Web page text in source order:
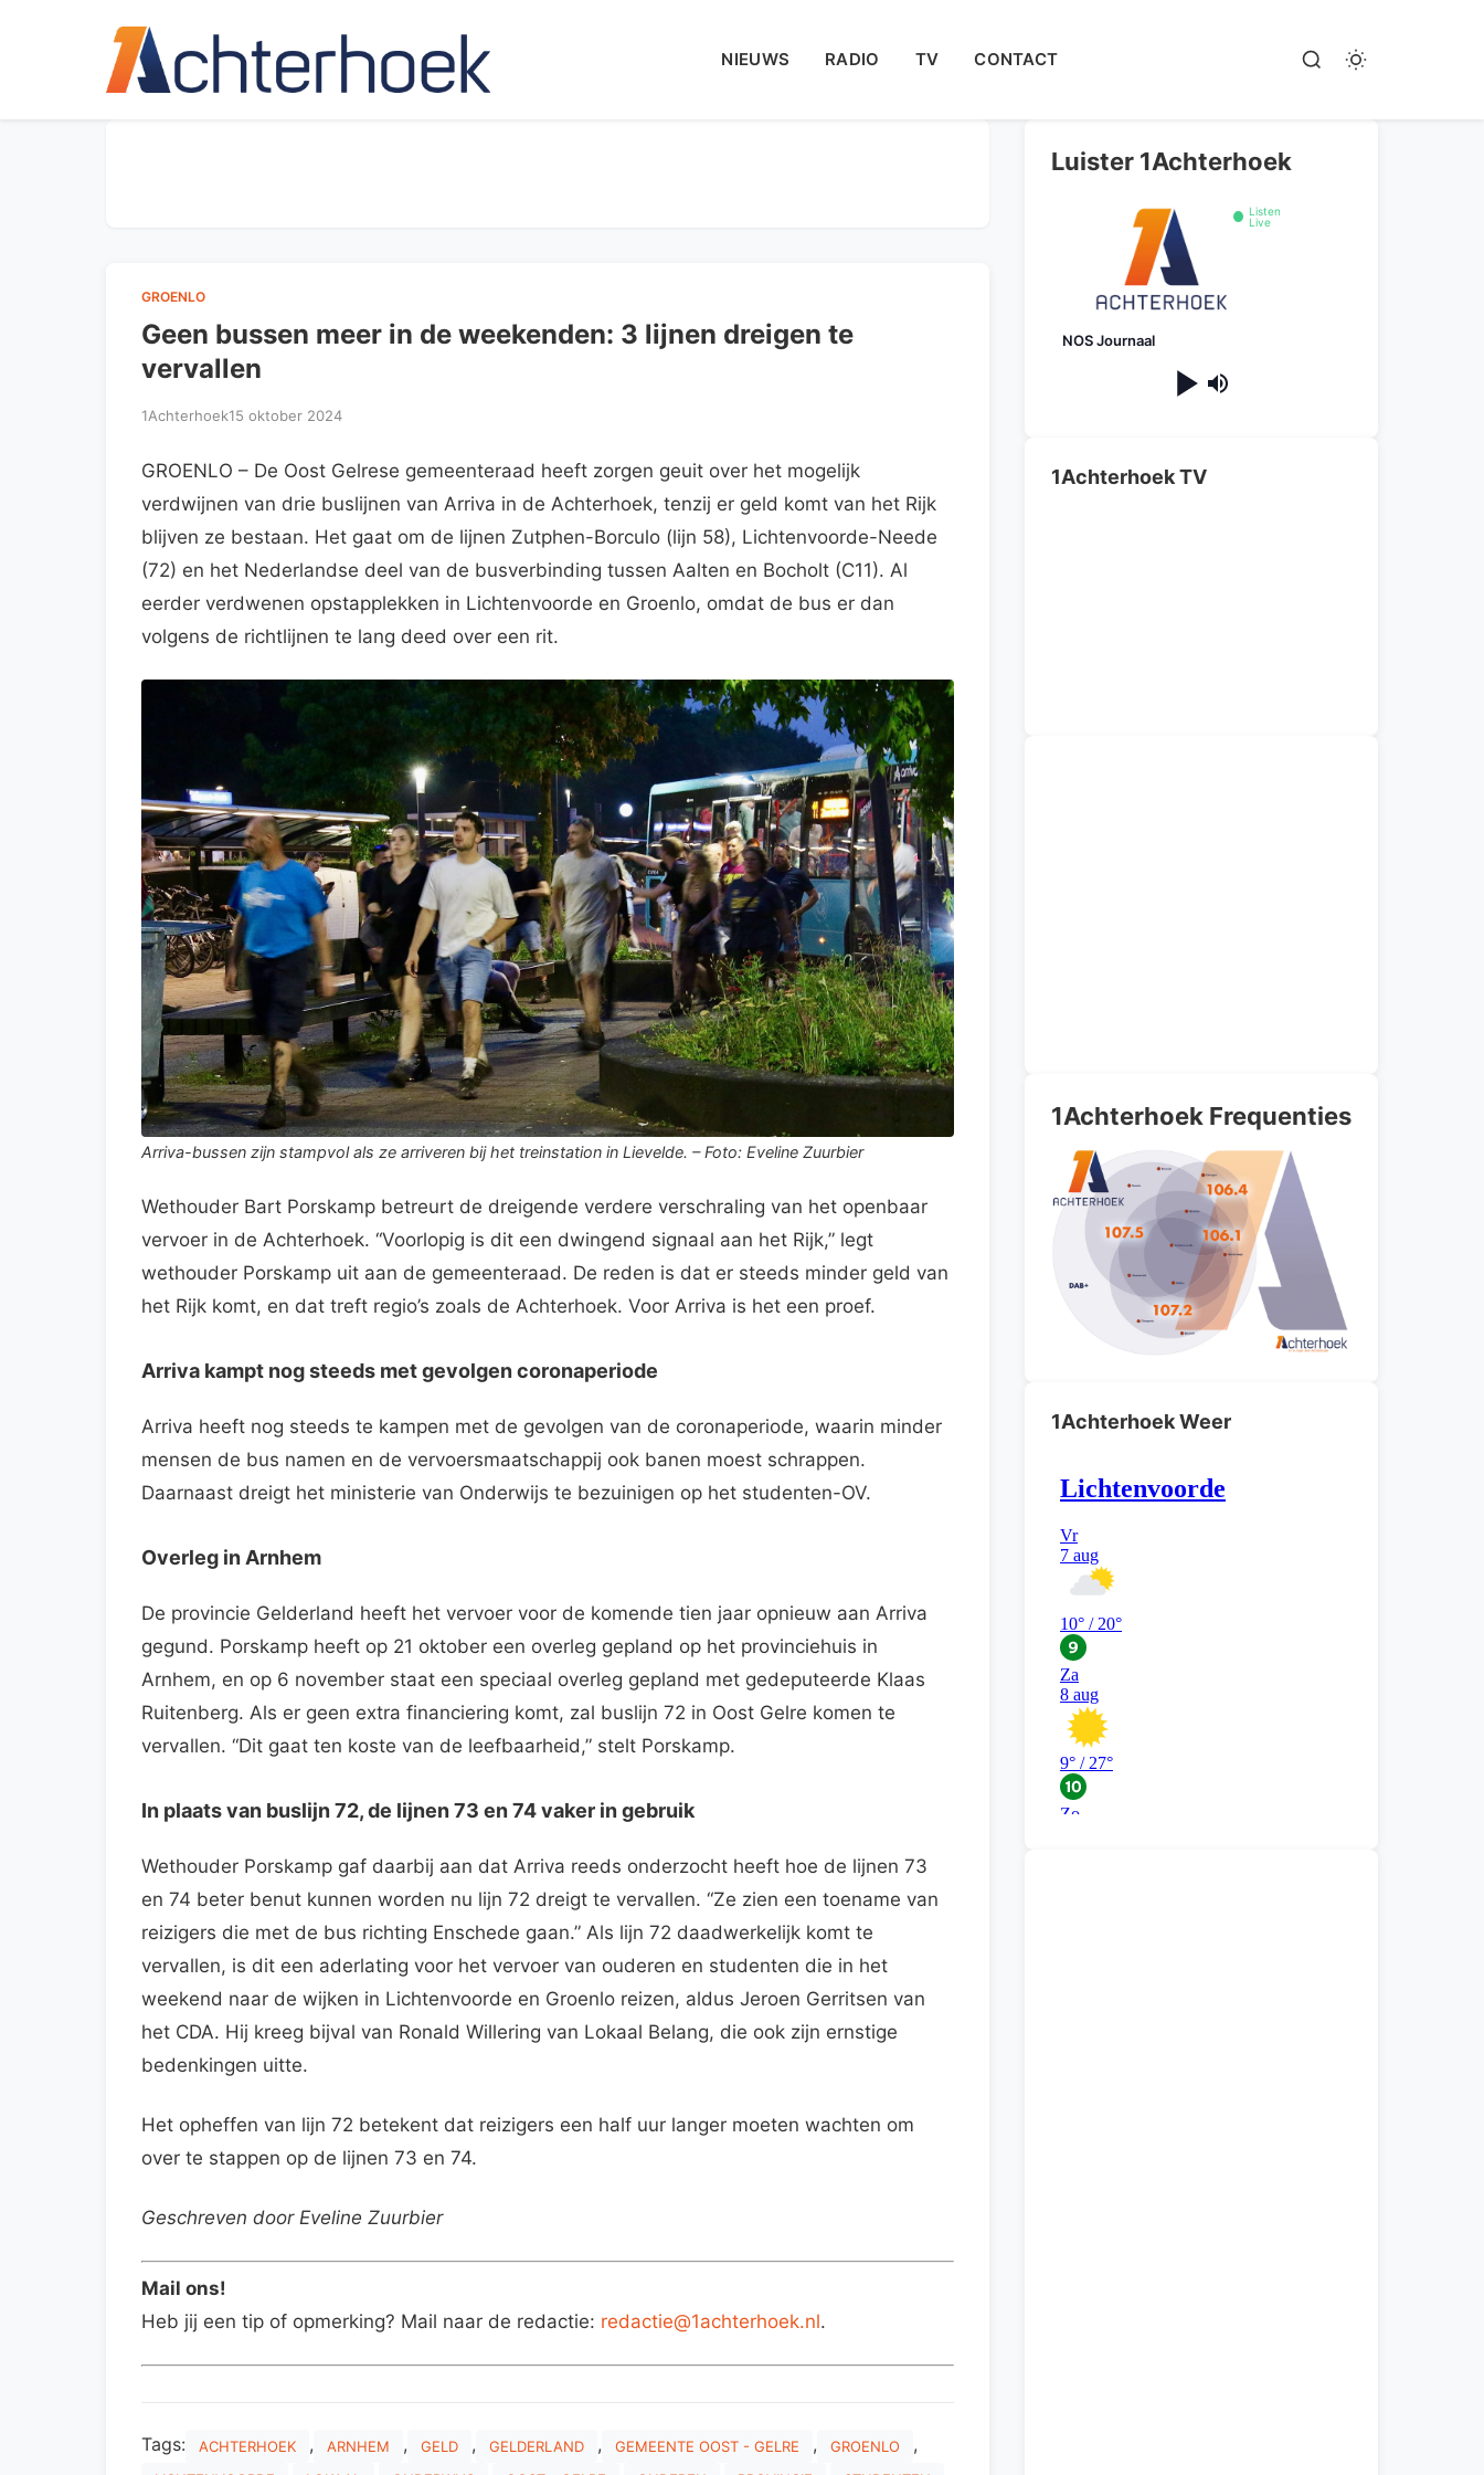
NIEUWS RADIO TV CONTACT
GROENLO
Geen bussen meer in de weekenden: 3 lijnen dreigen te
vervallen
1Achterhoek15 oktober 2024
GROENLO – De Oost Gelrese gemeenteraad heeft zorgen geuit over het mogelijk
verdwijnen van drie buslijnen van Arriva in de Achterhoek, tenzij er geld komt van het Rijk
blijven ze bestaan. Het gaat om de lijnen Zutphen-Borculo (lijn 58), Lichtenvoorde-Neede
(72) en het Nederlandse deel van de busverbinding tussen Aalten en Bocholt (C11). Al
eerder verdwenen opstapplekken in Lichtenvoorde en Groenlo, omdat de bus er dan
volgens de richtlijnen te lang deed over een rit.
Arriva-bussen zijn stampvol als ze arriveren bij het treinstation in Lievelde. – Foto: Eveline Zuurbier
Wethouder Bart Porskamp betreurt de dreigende verdere verschraling van het openbaar
vervoer in de Achterhoek. “Voorlopig is dit een dwingend signaal aan het Rijk,” legt
wethouder Porskamp uit aan de gemeenteraad. De reden is dat er steeds minder geld van
het Rijk komt, en dat treft regio’s zoals de Achterhoek. Voor Arriva is het een proef.
Arriva kampt nog steeds met gevolgen coronaperiode
Arriva heeft nog steeds te kampen met de gevolgen van de coronaperiode, waarin minder
mensen de bus namen en de vervoersmaatschappij ook banen moest schrappen.
Daarnaast dreigt het ministerie van Onderwijs te bezuinigen op het studenten-OV.
Overleg in Arnhem
De provincie Gelderland heeft het vervoer voor de komende tien jaar opnieuw aan Arriva
gegund. Porskamp heeft op 21 oktober een overleg gepland op het provinciehuis in
Arnhem, en op 6 november staat een speciaal overleg gepland met gedeputeerde Klaas
Ruitenberg. Als er geen extra financiering komt, zal buslijn 72 in Oost Gelre komen te
vervallen. “Dit gaat ten koste van de leefbaarheid,” stelt Porskamp.
In plaats van buslijn 72, de lijnen 73 en 74 vaker in gebruik
Wethouder Porskamp gaf daarbij aan dat Arriva reeds onderzocht heeft hoe de lijnen 73
en 74 beter benut kunnen worden nu lijn 72 dreigt te vervallen. “Ze zien een toename van
reizigers die met de bus richting Enschede gaan.” Als lijn 72 daadwerkelijk komt te
vervallen, is dit een aderlating voor het vervoer van ouderen en studenten die in het
weekend naar de wijken in Lichtenvoorde en Groenlo reizen, aldus Jeroen Gerritsen van
het CDA. Hij kreeg bijval van Ronald Willering van Lokaal Belang, die ook zijn ernstige
bedenkingen uitte.
Het opheffen van lijn 72 betekent dat reizigers een half uur langer moeten wachten om
over te stappen op de lijnen 73 en 74.
Geschreven door Eveline Zuurbier
Mail ons!
Heb jij een tip of opmerking? Mail naar de redactie: redactie@1achterhoek.nl.
Tags: ACHTERHOEK , ARNHEM , GELD , GELDERLAND , GEMEENTE OOST - GELRE , GROENLO ,
Luister 1Achterhoek
Listen
Live
NOS Journaal
1Achterhoek TV
1Achterhoek Frequenties
1Achterhoek Weer